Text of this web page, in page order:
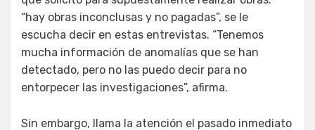
“hay obras inconclusas y no pagadas”, se le
escucha decir en estas entrevistas. “Tenemos
mucha información de anomalías que se han
detectado, pero no las puedo decir para no
entorpecer las investigaciones”, afirma.
Sin embargo, llama la atención el pasado inmediato